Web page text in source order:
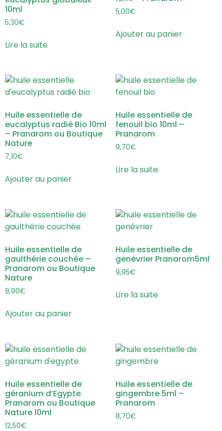
10ml
5,30€
Lire la suite
5,00€
Ajouter au panier
Huile essentielle de
eucalyptus radié Bio 10ml
– Pranarom ou Boutique
Nature
7,10€
Ajouter au panier
Huile essentielle de
fenouil bio 10ml –
Pranarom
9,70€
Lire la suite
Huile essentielle de
gaulthérie couchée –
Pranarom ou Boutique
Nature
8,90€
Ajouter au panier
Huile essentielle de
genévrier Pranarom5ml
9,95€
Lire la suite
Huile essentielle de
géranium d’Egypte
Pranarom ou Boutique
Nature 10ml
12,50€
Huile essentielle de
gingembre 5ml –
Pranarom
8,70€